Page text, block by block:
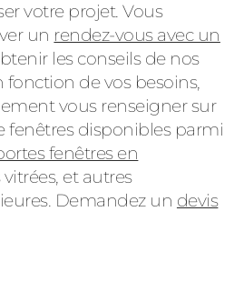
votre projet. Vous
un rendez-vous avec un
les conseils de nos
fonction de vos besoins,
vous renseigner sur
fenêtres disponibles parmi
fenêtres en
vitrées, et autres
Demandez un devis